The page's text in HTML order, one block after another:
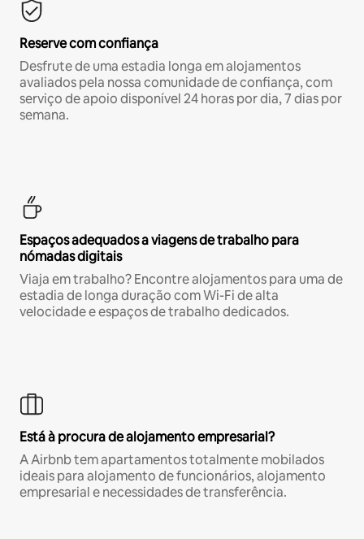
Reserve com confiança
Desfrute de uma estadia longa em alojamentos
avaliados pela nossa comunidade de confiança, com
serviço de apoio disponível 24 horas por dia, 7 dias por
semana.
Espaços adequados a viagens de trabalho para
nómadas digitais
Viaja em trabalho? Encontre alojamentos para uma de
estadia de longa duração com Wi-Fi de alta
velocidade e espaços de trabalho dedicados.
Está à procura de alojamento empresarial?
A Airbnb tem apartamentos totalmente mobilados
ideais para alojamento de funcionários, alojamento
empresarial e necessidades de transferência.